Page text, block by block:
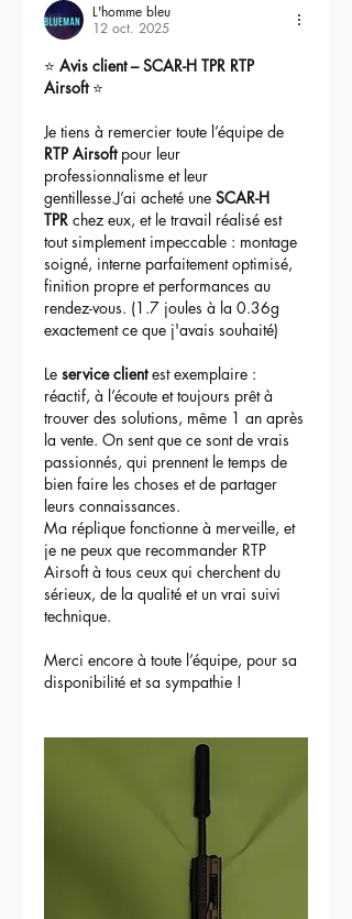
L'homme bleu
12 oct. 2025
⭐ Avis client – SCAR-H TPR RTP
Airsoft ⭐
Je tiens à remercier toute l’équipe de
RTP Airsoft pour leur
professionnalisme et leur
gentillesse.J’ai acheté une SCAR-H
TPR chez eux, et le travail réalisé est
tout simplement impeccable : montage
soigné, interne parfaitement optimisé,
finition propre et performances au
rendez-vous. (1.7 joules à la 0.36g
exactement ce que j'avais souhaité)
Le service client est exemplaire :
réactif, à l’écoute et toujours prêt à
trouver des solutions, même 1 an après
la vente. On sent que ce sont de vrais
passionnés, qui prennent le temps de
bien faire les choses et de partager
leurs connaissances.
Ma réplique fonctionne à merveille, et
je ne peux que recommander RTP
Airsoft à tous ceux qui cherchent du
sérieux, de la qualité et un vrai suivi
technique.
Merci encore à toute l’équipe, pour sa
disponibilité et sa sympathie !